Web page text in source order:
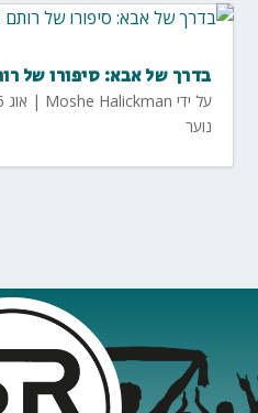
בדרך של אבא: סיפורו של
על ידי Moshe Halickman
| אוג 6, 2026
נוער